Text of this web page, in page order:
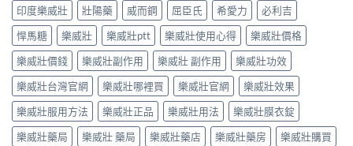
印度樂威壯
壯陽藥 威而鋼 屈臣氏 希愛力
必利吉
悍馬糖
樂威壯 樂威壯ptt 樂威壯使用心得
樂威壯價格
樂威壯價錢
樂威壯副作用 樂威壯 副作用
樂威壯功效
樂威壯台灣官網
樂威壯哪裡買 樂威壯官網
樂威壯效果
樂威壯服用方法
樂威壯正品 樂威壯用法
樂威壯膜衣錠
樂威壯藥局
樂威壯 藥局 樂威壯藥店 樂威壯藥房 樂威壯購買